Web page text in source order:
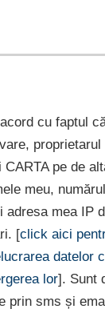
cu faptul
proprietarul
pe de
meu,
adresa mea IP
[click aici
datelor
lor]. Sunt
prin sms și